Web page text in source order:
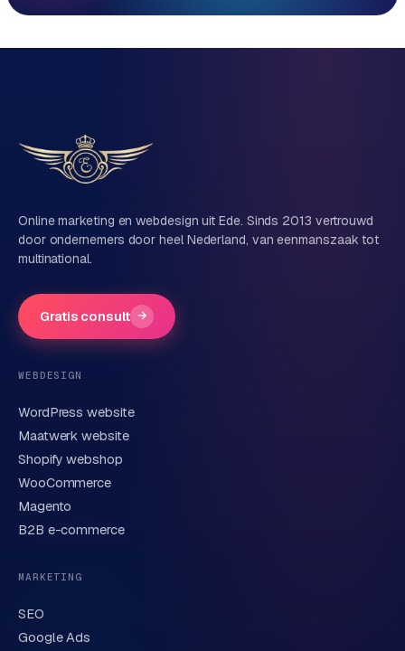
Direct persoonlijk contact, geen ticketsysteem
Vertel ons over je project
Naam
Bedrijfsnaam
Telefoonnummer(optioneel)
Korte omschrijving van je vraag of project
Online marketing en webdesign uit Ede. Sinds 2013 vertrouwd
door ondernemers door heel Nederland, van eenmanszaak tot
multinational.
Gratis consult →
WEBDESIGN
WordPress website
Maatwerk website
Shopify webshop
WooCommerce
Magento
B2B e-commerce
MARKETING
SEO
Google Ads